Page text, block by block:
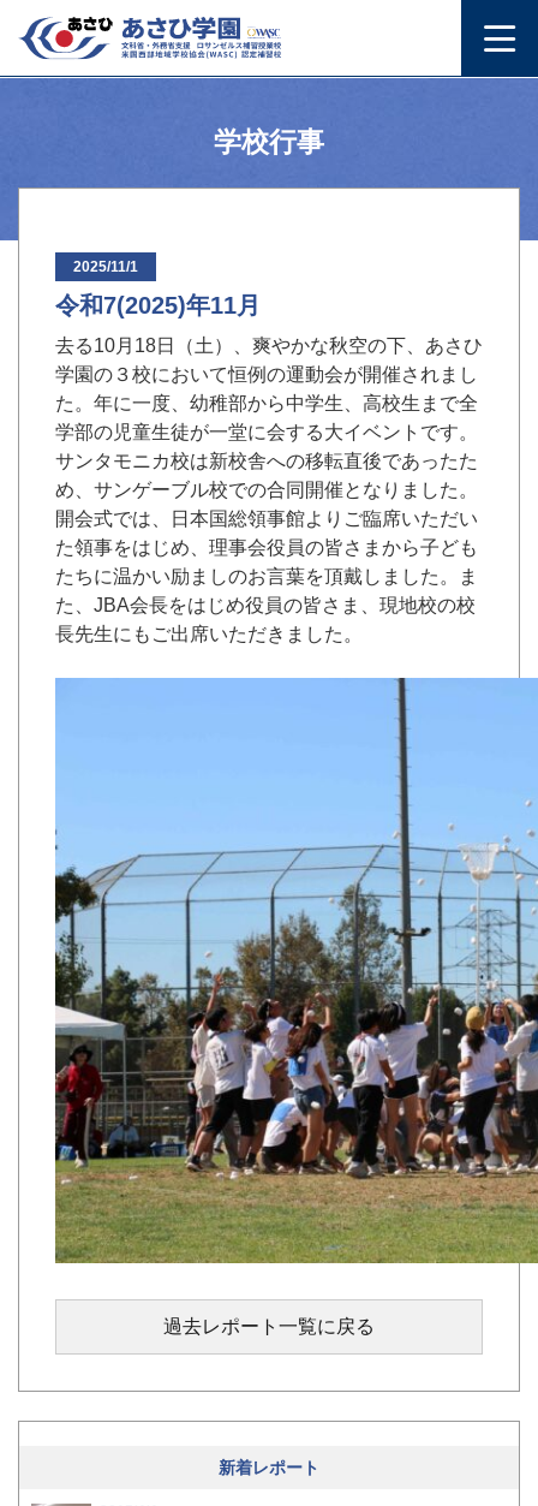
学校行事
2025/11/1
令和7(2025)年11月
去る10月18日（土）、爽やかな秋空の下、あさひ
学園の３校において恒例の運動会が開催されまし
た。年に一度、幼稚部から中学生、高校生まで全
学部の児童生徒が一堂に会する大イベントです。
サンタモニカ校は新校舎への移転直後であったた
め、サンゲーブル校での合同開催となりました。
開会式では、日本国総領事館よりご臨席いただい
た領事をはじめ、理事会役員の皆さまから子ども
たちに温かい励ましのお言葉を頂戴しました。ま
た、JBA会長をはじめ役員の皆さま、現地校の校
長先生にもご出席いただきました。
過去レポート一覧に戻る
新着レポート